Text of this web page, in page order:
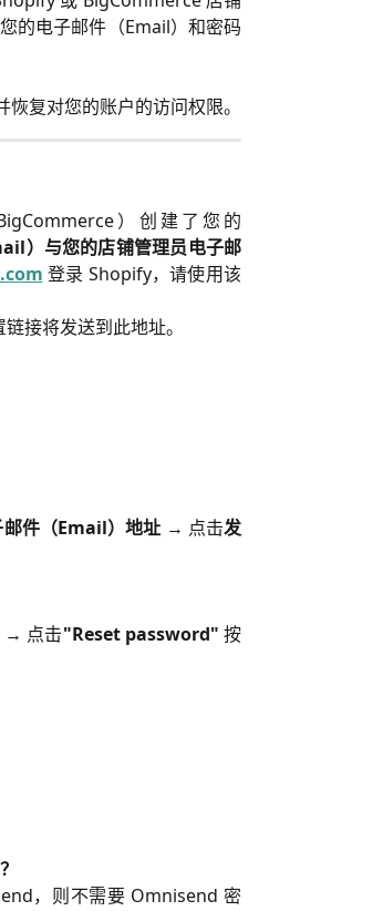
的电子邮件（Email）和密码
复对您的账户的访问权限。
）创建了您的
）与您的店铺管理员电子邮
登录 Shopify，请使用该
接将发送到此地址。
件（Email）地址 → 点击发
→ 点击"Reset password" 按
，则不需要 Omnisend 密